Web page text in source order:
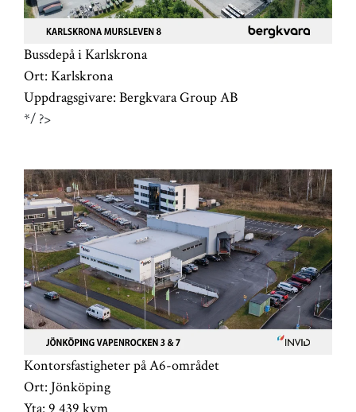
Bussdepå i Karlskrona
Ort: Karlskrona
Uppdragsgivare: Bergkvara Group AB
*/ ?>
Kontorsfastigheter på A6-området
Ort: Jönköping